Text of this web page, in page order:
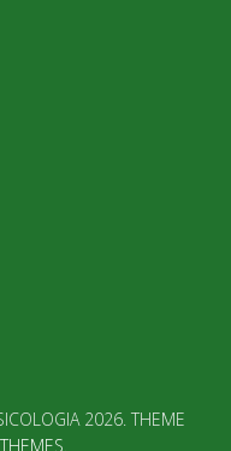
2026. THEME